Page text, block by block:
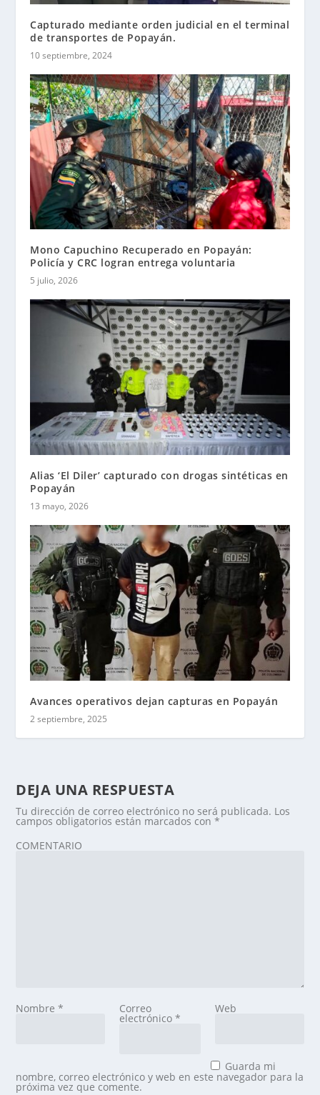
Capturado mediante orden judicial en el terminal
de transportes de Popayán.
10 septiembre, 2024
Mono Capuchino Recuperado en Popayán:
Policía y CRC logran entrega voluntaria
5 julio, 2026
Alias ‘El Diler’ capturado con drogas sintéticas en
Popayán
13 mayo, 2026
Avances operativos dejan capturas en Popayán
2 septiembre, 2025
DEJA UNA RESPUESTA
Tu dirección de correo electrónico no será publicada. Los
campos obligatorios están marcados con*
COMENTARIO
Nombre* Correo
electrónico *
Web
Guarda mi
nombre, correo electrónico y web en este navegador para la
próxima vez que comente.